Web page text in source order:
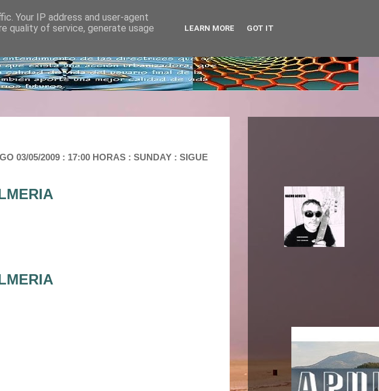
03/05/2009 : 17:00 HORAS : SUNDAY : SIGUE
Your IP address and user-agent
quality of service, generate usage
LEARN MORE GOT IT